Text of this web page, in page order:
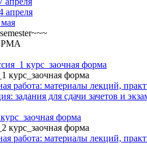
апреля
курс_заочная форма
курс_заочная форма
работа: материалы лекций,
задания для сдачи зачетов и
форма
курс_заочная форма
работа: материалы лекций,